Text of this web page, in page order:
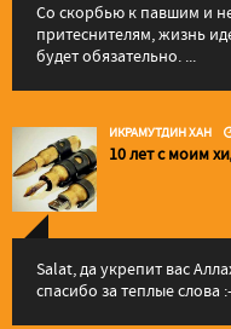
Со скорбью к павшим и
притеснителям, жизнь
будет обязательно. ...
ИКРАМУТДИН ХАН
10 лет с моим
Salat, да укрепит вас
спасибо за теплые слова